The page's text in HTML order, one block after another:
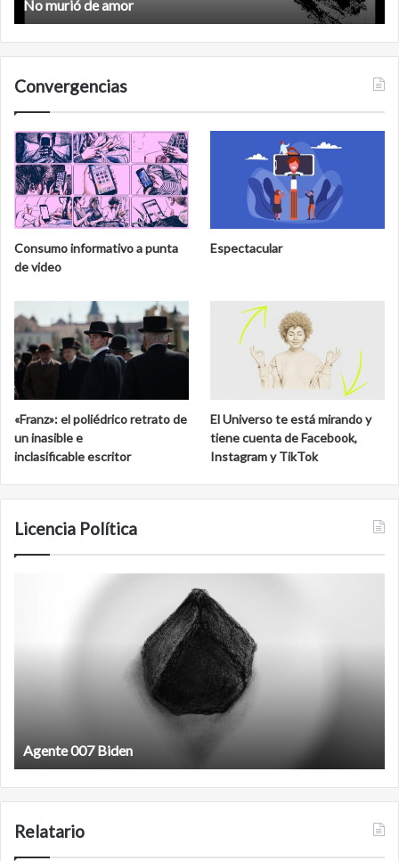
No murió de amor
Convergencias
Consumo informativo a punta
de video
Espectacular
«Franz»: el poliédrico retrato de
un inasible e
inclasificable escritor
El Universo te está mirando y
tiene cuenta de Facebook,
Instagram y TikTok
Licencia Política
Agente 007 Biden
Relatario